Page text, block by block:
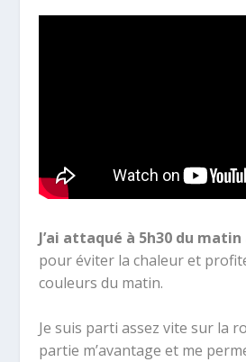
J’ai attaqué à 5h30 du
pour éviter la chaleur et
couleurs du matin.
Je suis parti assez vite sur la
partie m’avantage et me